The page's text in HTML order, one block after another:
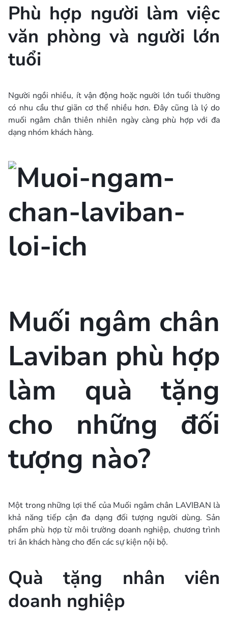
Phù hợp người làm việc
văn phòng và người lớn
tuổi
Người ngồi nhiều, ít vận động hoặc người lớn tuổi thường
có nhu cầu thư giãn cơ thể nhiều hơn. Đây cũng là lý do
muối ngâm chân thiên nhiên ngày càng phù hợp với đa
dạng nhóm khách hàng.
Muối ngâm chân
Laviban phù hợp
làm quà tặng
cho những đối
tượng nào?
Một trong những lợi thế của Muối ngâm chân LAVIBAN là
khả năng tiếp cận đa dạng đối tượng người dùng. Sản
phẩm phù hợp từ môi trường doanh nghiệp, chương trình
tri ân khách hàng cho đến các sự kiện nội bộ.
Quà tặng nhân viên
doanh nghiệp